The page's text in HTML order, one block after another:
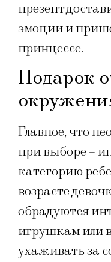
презент
эмоции и
принцессе.
Подарок
Главное, что
при выборе –
категорию
возрасте
обрадуются
игрушкам или
ухаживать за